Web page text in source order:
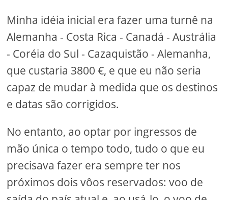
Minha idéia inicial era fazer uma turnê na
Alemanha - Costa Rica - Canadá - Austrália
- Coréia do Sul - Cazaquistão - Alemanha,
que custaria 3800 €, e que eu não seria
capaz de mudar à medida que os destinos
e datas são corrigidos.
No entanto, ao optar por ingressos de
mão única o tempo todo, tudo o que eu
precisava fazer era sempre ter nos
próximos dois vôos reservados: voo de